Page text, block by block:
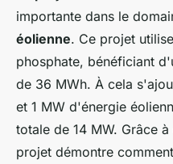
importante dans le
éolienne. Ce projet
phosphate, bénéficiant
de 36 MWh. À cela
et 1 MW d'énergie
totale de 14 MW. Grâce
projet démontre